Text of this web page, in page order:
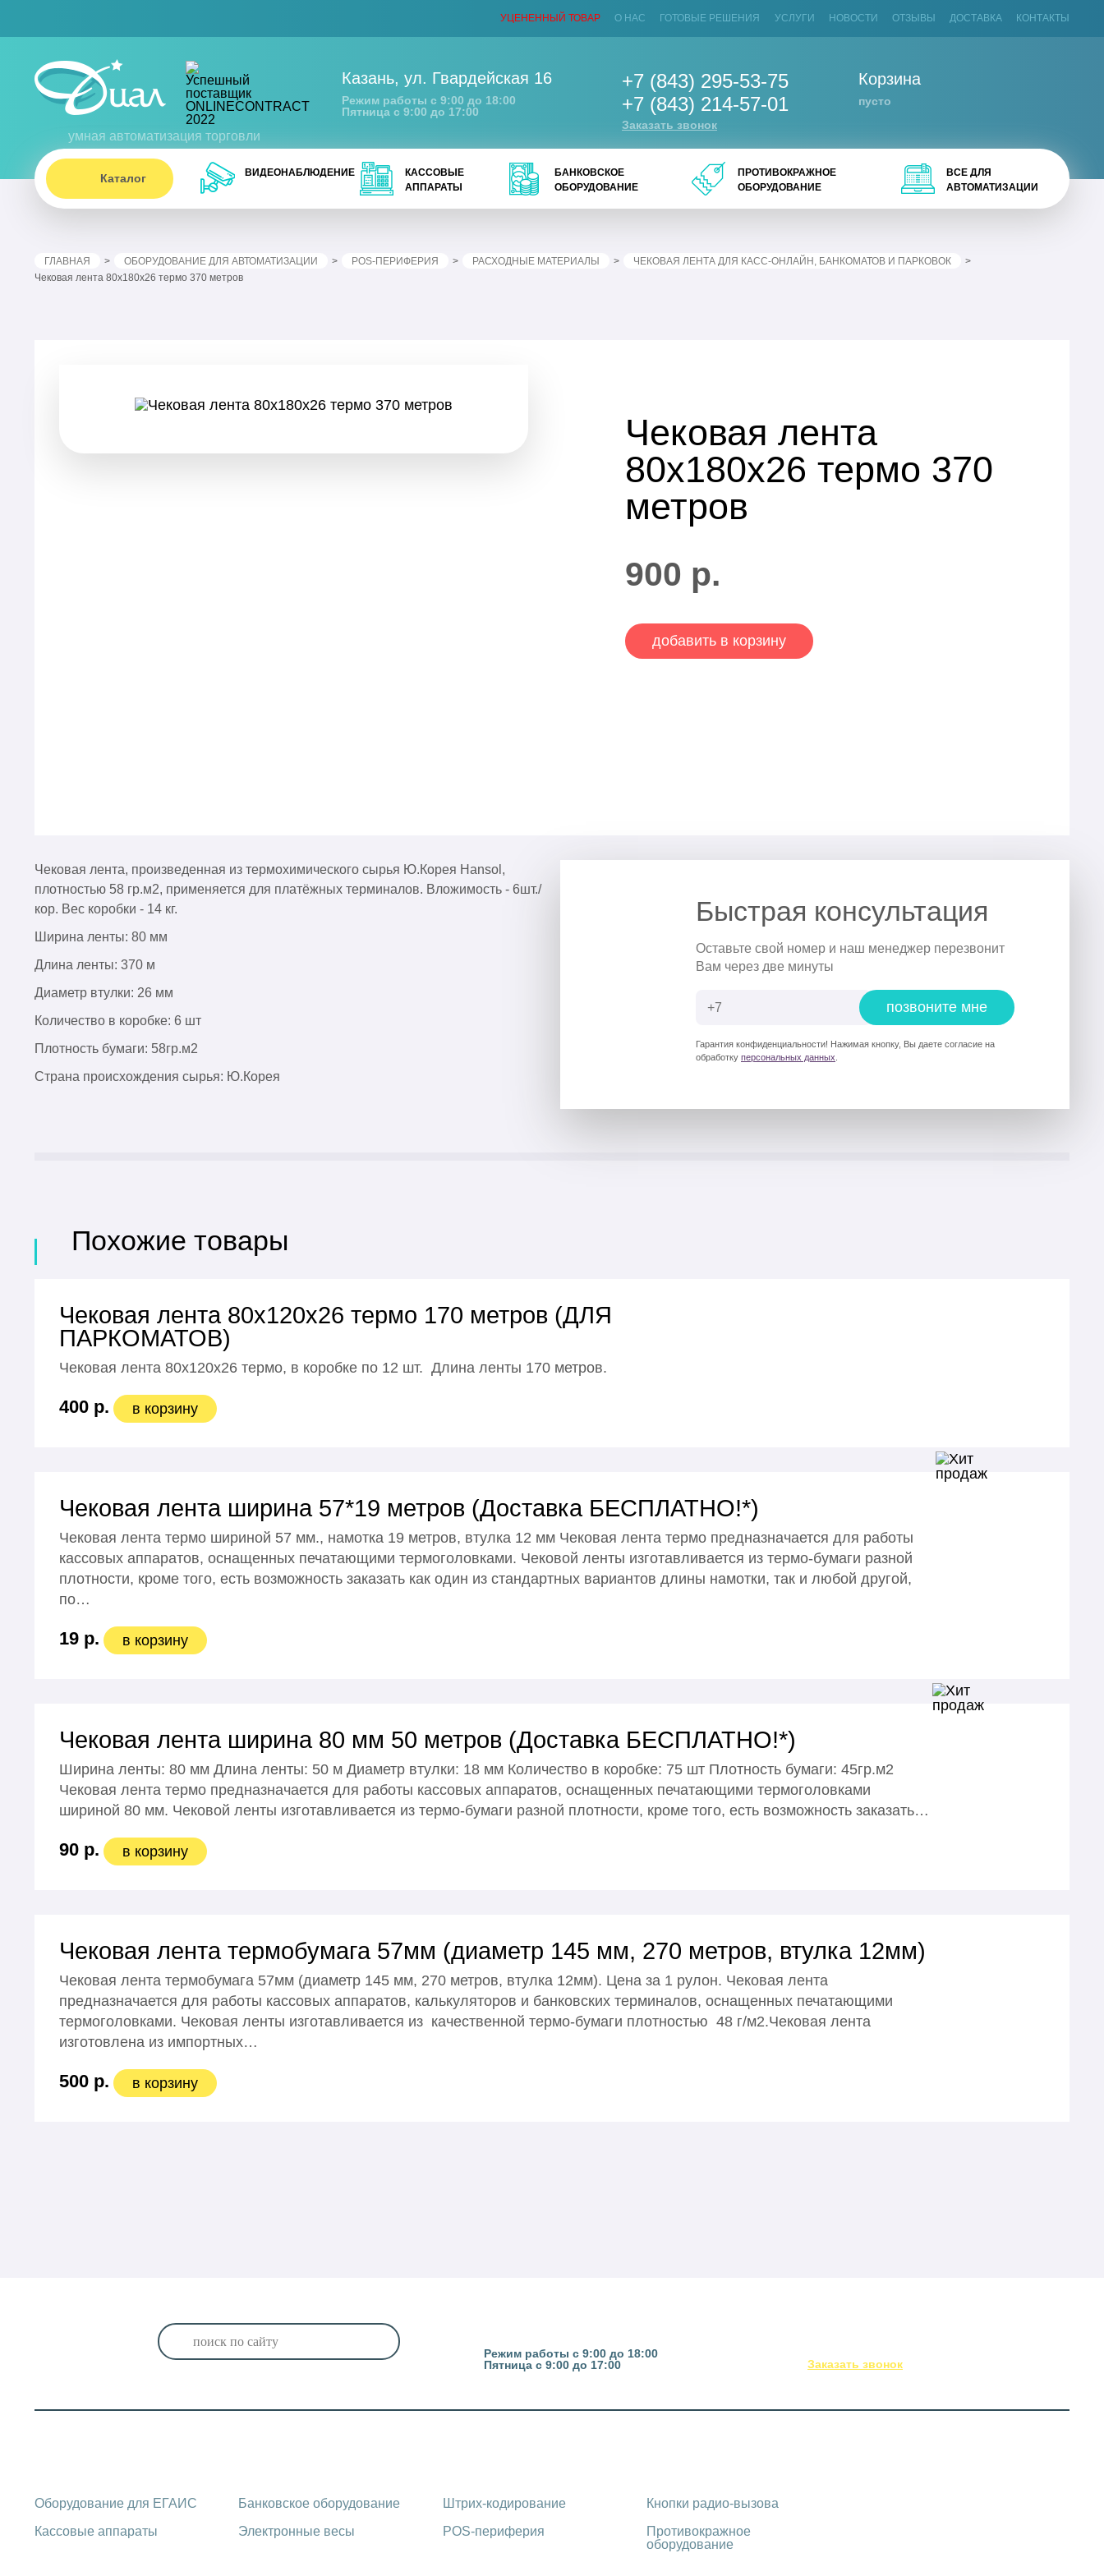
УЦЕНЕННЫЙ ТОВАР О НАС ГОТОВЫЕ РЕШЕНИЯ УСЛУГИ НОВОСТИ ОТЗЫВЫ ДОСТАВКА КОНТАКТЫ
умная автоматизация торговли
Казань, ул. Гвардейская 16
Режим работы с 9:00 до 18:00
Пятница с 9:00 до 17:00
+7 (843) 295-53-75
+7 (843) 214-57-01
Заказать звонок
Корзина
пусто
Каталог ВИДЕОНАБЛЮДЕНИЕ
КАССОВЫЕ
АППАРАТЫ
БАНКОВСКОЕ
ОБОРУДОВАНИЕ
ПРОТИВОКРАЖНОЕ
ОБОРУДОВАНИЕ
ВСЕ ДЛЯ
АВТОМАТИЗАЦИИ
ГЛАВНАЯ ОБОРУДОВАНИЕ ДЛЯ АВТОМАТИЗАЦИИ POS-ПЕРИФЕРИЯ РАСХОДНЫЕ МАТЕРИАЛЫ
ЧЕКОВАЯ ЛЕНТА ДЛЯ КАСС-ОНЛАЙН, БАНКОМАТОВ И ПАРКОВОК
Чековая лента 80х180х26 термо 370 метров
Чековая лента
80х180х26 термо 370
метров
900 р.
добавить в корзину
Быстрая консультация
Оставьте свой номер и наш менеджер перезвонит
Вам через две минуты
позвоните мне
Гарантия конфиденциальности! Нажимая кнопку, Вы даете согласие на
обработку персональных данных
Чековая лента, произведенная из термохимического сырья Ю.Корея Hansol,
плотностью 58 гр.м2, применяется для платёжных терминалов. Вложимость - 6шт./
кор. Вес коробки - 14 кг.
Ширина ленты: 80 мм
Длина ленты: 370 м
Диаметр втулки: 26 мм
Количество в коробке: 6 шт
Плотность бумаги: 58гр.м2
Страна происхождения сырья: Ю.Корея
Похожие товары
Чековая лента 80х120х26 термо 170 метров (ДЛЯ
ПАРКОМАТОВ)
Чековая лента 80х120х26 термо, в коробке по 12 шт. Длина ленты 170 метров.
400 р. в корзину
Чековая лента ширина 57*19 метров (Доставка БЕСПЛАТНО!*)
Чековая лента термо шириной 57 мм., намотка 19 метров, втулка 12 мм Чековая лента термо предназначается для работы
кассовых аппаратов, оснащенных печатающими термоголовками. Чековой ленты изготавливается из термо-бумаги разной
плотности, кроме того, есть возможность заказать как один из стандартных вариантов длины намотки, так и любой другой,
по…
19 р. в корзину
Чековая лента ширина 80 мм 50 метров (Доставка БЕСПЛАТНО!*)
Ширина ленты: 80 мм Длина ленты: 50 м Диаметр втулки: 18 мм Количество в коробке: 75 шт Плотность бумаги: 45гр.м2
Чековая лента термо предназначается для работы кассовых аппаратов, оснащенных печатающими термоголовками
шириной 80 мм. Чековой ленты изготавливается из термо-бумаги разной плотности, кроме того, есть возможность заказать…
90 р. в корзину
Чековая лента термобумага 57мм (диаметр 145 мм, 270 метров, втулка 12мм)
Чековая лента термобумага 57мм (диаметр 145 мм, 270 метров, втулка 12мм). Цена за 1 рулон. Чековая лента
предназначается для работы кассовых аппаратов, калькуляторов и банковских терминалов, оснащенных печатающими
термоголовками. Чековая ленты изготавливается из качественной термо-бумаги плотностью 48 г/м2.Чековая лента
изготовлена из импортных…
500 р. в корзину
Режим работы с 9:00 до 18:00
Пятница с 9:00 до 17:00
Заказать звонок
Оборудование для ЕГАИС
Кассовые аппараты
Банковское оборудование
Электронные весы
Штрих-кодирование
POS-периферия
Кнопки радио-вызова
Противокражное
оборудование